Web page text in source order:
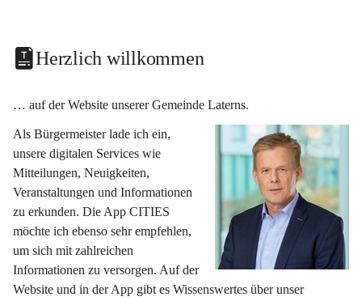
Herzlich willkommen
… auf der Website unserer Gemeinde Laterns.
Als Bürgermeister lade ich ein,
unsere digitalen Services wie
Mitteilungen, Neuigkeiten,
Veranstaltungen und Informationen
zu erkunden. Die App CITIES
möchte ich ebenso sehr empfehlen,
um sich mit zahlreichen
Informationen zu versorgen. Auf der
Website und in der App gibt es Wissenswertes über unser